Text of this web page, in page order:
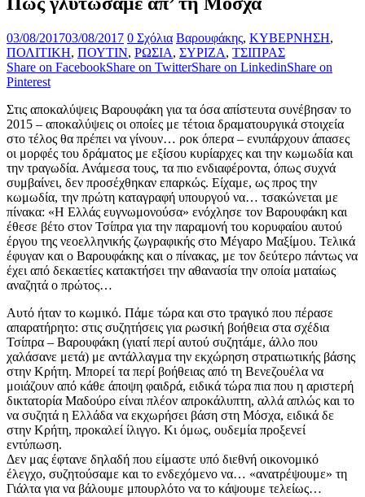
03/08/201703/08/2017 0 Σχόλια Βαρουφάκης, ΚΥΒΕΡΝΗΣΗ,
ΠΟΛΙΤΙΚΗ, ΠΟΥΤΙΝ, ΡΩΣΙΑ, ΣΥΡΙΖΑ, ΤΣΙΠΡΑΣ
Share on FacebookShare on TwitterShare on LinkedinShare on
Pinterest
Στις αποκαλύψεις Βαρουφάκη για τα όσα απίστευτα συνέβησαν το
2015 – αποκαλύψεις οι οποίες με τέτοια δραματουργικά στοιχεία
στο τέλος θα πρέπει να γίνουν… ροκ όπερα – ενυπάρχουν άπασες
οι μορφές του δράματος με εξίσου κυρίαρχες και την κωμωδία και
την τραγωδία. Ανάμεσα τους, τα πιο ενδιαφέροντα, όπως συχνά
συμβαίνει, δεν προσέχθηκαν επαρκώς. Είχαμε, ως προς την
κωμωδία, την πρώτη καταγραφή υπουργού να… τσακώνεται με
πίνακα: «Η Ελλάς ευγνωμονούσα» ενόχλησε τον Βαρουφάκη και
έθεσε βέτο στον Τσίπρα για την παραμονή του κορυφαίου αυτού
έργου της νεοελληνικής ζωγραφικής στο Μέγαρο Μαξίμου. Τελικά
έφυγαν και ο Βαρουφάκης και ο πίνακας, με τον δεύτερο πάντως να
έχει από δεκαετίες κατακτήσει την αθανασία την οποία ματαίως
αναζητά ο πρώτος…
Αυτό ήταν το κωμικό. Πάμε τώρα και στο τραγικό που πέρασε
απαρατήρητο: στις συζητήσεις για ρωσική βοήθεια στα σχέδια
Τσίπρα – Βαρουφάκη (γιατί περί αυτού συζητάμε, άλλο που
χαλάσανε μετά) με αντάλλαγμα την εκχώρηση στρατιωτικής βάσης
στην Κρήτη. Μπορεί τα περί βοήθειας από τη Βενεζουέλα να
μοιάζουν από κάθε άποψη φαιδρά, ειδικά τώρα πια που η αριστερή
δικτατορία Μαδούρο είναι πλέον απροκάλυπτη, αλλά απλώς και το
να συζητά η Ελλάδα να εκχωρήσει βάση στη Μόσχα, ειδικά δε
στην Κρήτη, προκαλεί ίλιγγο. Κι όμως, ουδεμία προξενεί
εντύπωση.
Δεν μας έφτανε δηλαδή που είμαστε υπό διεθνή οικονομικό
έλεγχο, συζητούσαμε και το ενδεχόμενο να… «ανατρέψουμε» τη
Γιάλτα για να βάλουμε μπουρλότο να το κάψουμε τελείως…